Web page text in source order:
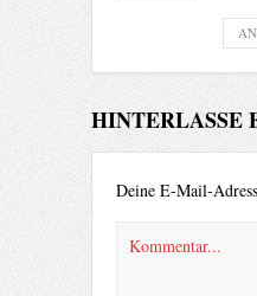
HINTERLASSE
Deine E-Mail-